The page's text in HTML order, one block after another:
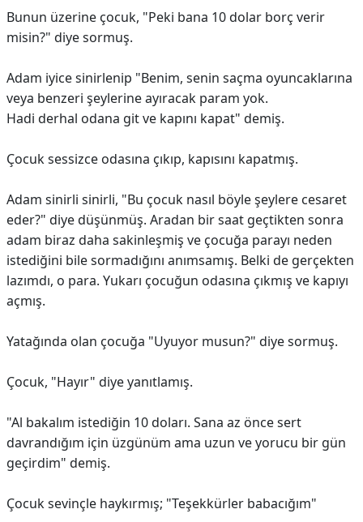
Bunun üzerine çocuk, "Peki bana 10 dolar borç verir
misin?" diye sormuş.
Adam iyice sinirlenip "Benim, senin saçma oyuncaklarına
veya benzeri şeylerine ayıracak param yok.
Hadi derhal odana git ve kapını kapat" demiş.
Çocuk sessizce odasına çıkıp, kapısını kapatmış.
Adam sinirli sinirli, "Bu çocuk nasıl böyle şeylere cesaret
eder?" diye düşünmüş. Aradan bir saat geçtikten sonra
adam biraz daha sakinleşmiş ve çocuğa parayı neden
istediğini bile sormadığını anımsamış. Belki de gerçekten
lazımdı, o para. Yukarı çocuğun odasına çıkmış ve kapıyı
açmış.
Yatağında olan çocuğa "Uyuyor musun?" diye sormuş.
Çocuk, "Hayır" diye yanıtlamış.
"Al bakalım istediğin 10 doları. Sana az önce sert
davrandığım için üzgünüm ama uzun ve yorucu bir gün
geçirdim" demiş.
Çocuk sevinçle haykırmış; "Teşekkürler babacığım"